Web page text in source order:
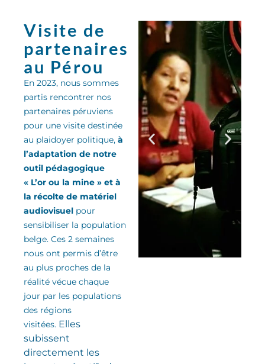
Visite de
partenaires
au Pérou
En 2023, nous sommes
partis rencontrer nos
partenaires péruviens
pour une visite destinée
au plaidoyer politique, à
l’adaptation de notre
outil pédagogique
« L’or ou la mine » et à
la récolte de matériel
audiovisuel pour
sensibiliser la population
belge. Ces 2 semaines
nous ont permis d’être
au plus proches de la
réalité vécue chaque
jour par les populations
des régions
visitées. Elles
subissent
directement les